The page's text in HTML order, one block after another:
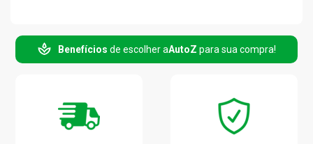
Benefícios de escolher aAutoZ para sua compra!